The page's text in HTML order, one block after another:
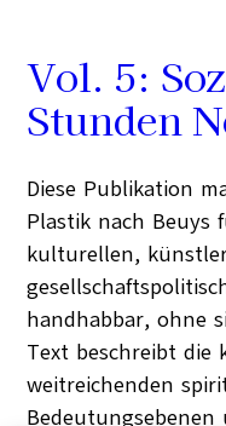
Vol. 5:
Stunden
Diese Publikation
Plastik nach Beuys
kulturellen,
handhabbar, ohne
Text beschreibt die
weitreichenden
Bedeutungsebenen